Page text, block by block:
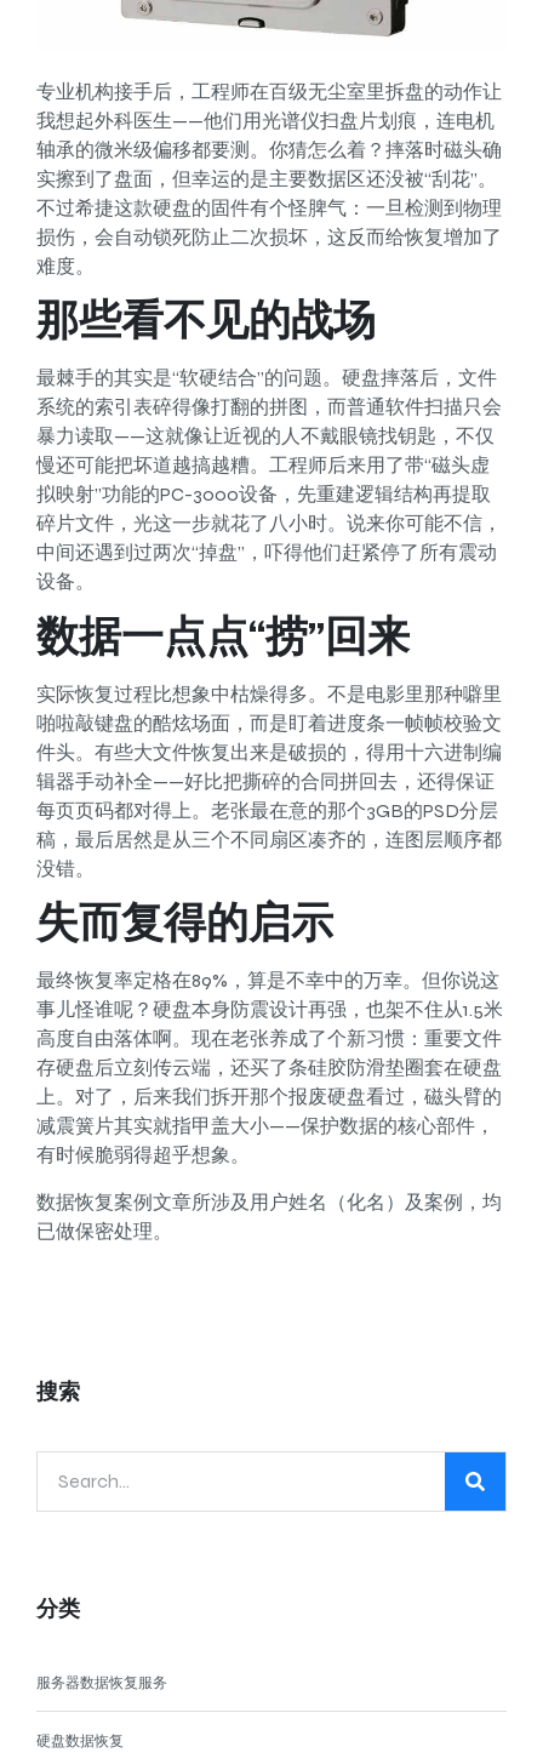
专业机构接手后，工程师在百级无尘室里拆盘的动作让
我想起外科医生——他们用光谱仪扫盘片划痕，连电机
轴承的微米级偏移都要测。你猜怎么着？摔落时磁头确
实擦到了盘面，但幸运的是主要数据区还没被“刮花”。
不过希捷这款硬盘的固件有个怪脾气：一旦检测到物理
损伤，会自动锁死防止二次损坏，这反而给恢复增加了
难度。
那些看不见的战场
最棘手的其实是“软硬结合”的问题。硬盘摔落后，文件
系统的索引表碎得像打翻的拼图，而普通软件扫描只会
暴力读取——这就像让近视的人不戴眼镜找钥匙，不仅
慢还可能把坏道越搞越糟。工程师后来用了带“磁头虚
拟映射”功能的PC-3000设备，先重建逻辑结构再提取
碎片文件，光这一步就花了八小时。说来你可能不信，
中间还遇到过两次“掉盘”，吓得他们赶紧停了所有震动
设备。
数据一点点“捞”回来
实际恢复过程比想象中枯燥得多。不是电影里那种噼里
啪啦敲键盘的酷炫场面，而是盯着进度条一帧帧校验文
件头。有些大文件恢复出来是破损的，得用十六进制编
辑器手动补全——好比把撕碎的合同拼回去，还得保证
每页页码都对得上。老张最在意的那个3GB的PSD分层
稿，最后居然是从三个不同扇区凑齐的，连图层顺序都
没错。
失而复得的启示
最终恢复率定格在89%，算是不幸中的万幸。但你说这
事儿怪谁呢？硬盘本身防震设计再强，也架不住从1.5米
高度自由落体啊。现在老张养成了个新习惯：重要文件
存硬盘后立刻传云端，还买了条硅胶防滑垫圈套在硬盘
上。对了，后来我们拆开那个报废硬盘看过，磁头臂的
减震簧片其实就指甲盖大小——保护数据的核心部件，
有时候脆弱得超乎想象。
数据恢复案例文章所涉及用户姓名（化名）及案例，均
已做保密处理。
搜索
分类
服务器数据恢复服务
硬盘数据恢复